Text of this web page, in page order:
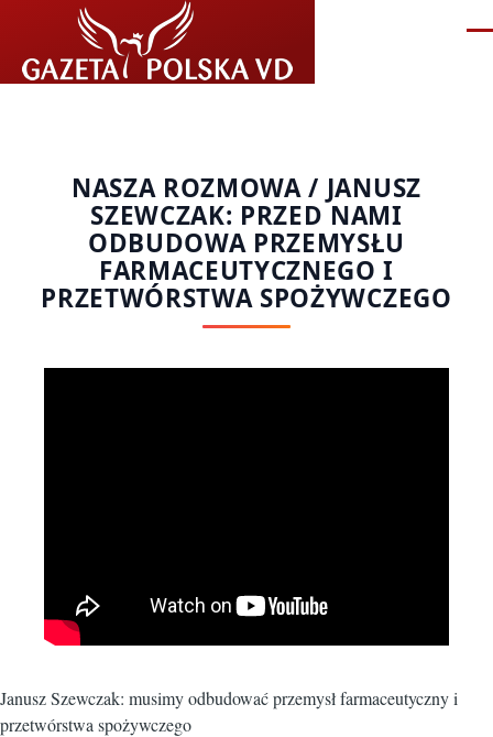
Przejdź do treści
NASZA ROZMOWA / JANUSZ
SZEWCZAK: PRZED NAMI
ODBUDOWA PRZEMYSŁU
FARMACEUTYCZNEGO I
PRZETWÓRSTWA SPOŻYWCZEGO
Janusz Szewczak: musimy odbudować przemysł farmaceutyczny i
przetwórstwa spożywczego